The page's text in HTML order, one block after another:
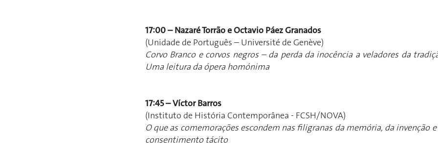
17:00 – Nazaré Torrão e Octavio Páez Granados
(Unidade de Português – Université de Genève)
Corvo Branco e corvos negros – da perda da inocência a veladores da
Uma leitura da ópera homónima
17:45 – Víctor Barros
(Instituto de História Contemporânea - FCSH/NOVA)
O que as comemorações escondem nas filigranas da memória, da invenção
consentimento tácito